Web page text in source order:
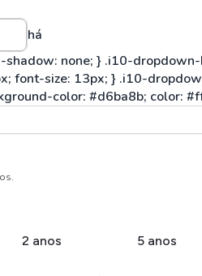
há
2 anos 5 anos